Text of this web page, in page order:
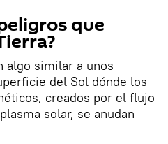
que
algo similar a unos
del Sol dónde los
creados por el flujo
solar, se anudan